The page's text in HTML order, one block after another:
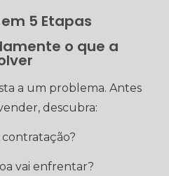
5 Etapas
o que a
a um problema. Antes
descubra:
contratação?
vai enfrentar?